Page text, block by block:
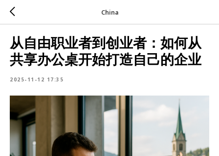
China
从自由职业者到创业者：如何从
共享办公桌开始打造自己的企业
2025-11-12 17:35